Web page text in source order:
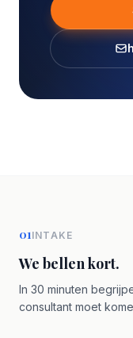
01INTAKE
We bellen kort.
In 30 minuten
consultant moet